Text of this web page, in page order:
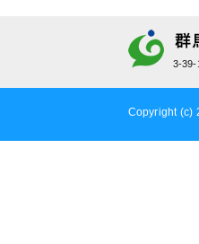
3-39-
Copyright (c)